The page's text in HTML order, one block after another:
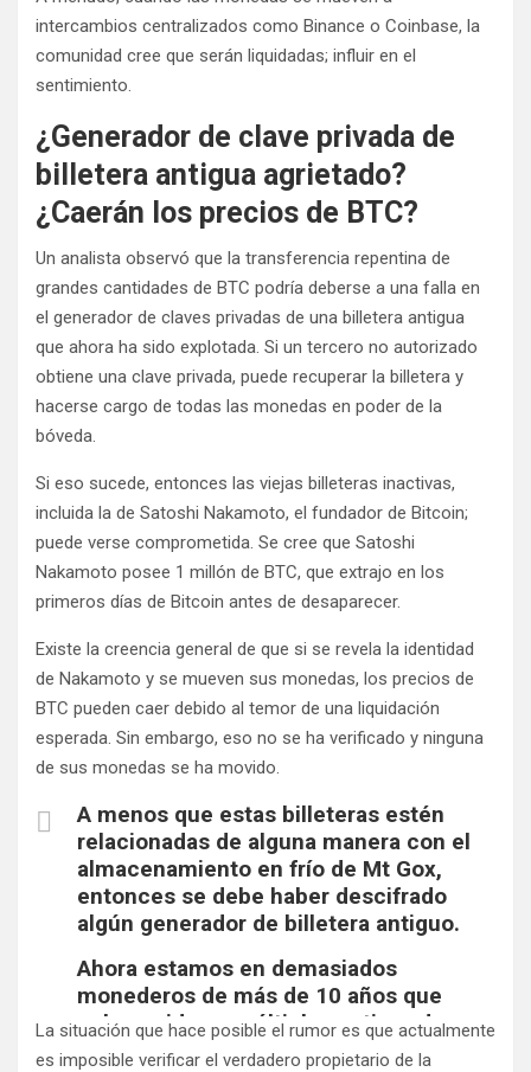
intercambios centralizados como Binance o Coinbase, la
comunidad cree que serán liquidadas; influir en el
sentimiento.
¿Generador de clave privada de
billetera antigua agrietado?
¿Caerán los precios de BTC?
Un analista observó que la transferencia repentina de
grandes cantidades de BTC podría deberse a una falla en
el generador de claves privadas de una billetera antigua
que ahora ha sido explotada. Si un tercero no autorizado
obtiene una clave privada, puede recuperar la billetera y
hacerse cargo de todas las monedas en poder de la
bóveda.
Si eso sucede, entonces las viejas billeteras inactivas,
incluida la de Satoshi Nakamoto, el fundador de Bitcoin;
puede verse comprometida. Se cree que Satoshi
Nakamoto posee 1 millón de BTC, que extrajo en los
primeros días de Bitcoin antes de desaparecer.
Existe la creencia general de que si se revela la identidad
de Nakamoto y se mueven sus monedas, los precios de
BTC pueden caer debido al temor de una liquidación
esperada. Sin embargo, eso no se ha verificado y ninguna
de sus monedas se ha movido.
A menos que estas billeteras estén
relacionadas de alguna manera con el
almacenamiento en frío de Mt Gox,
entonces se debe haber descifrado
algún generador de billetera antiguo.
Ahora estamos en demasiados
monederos de más de 10 años que
cobran vida en múltiples activos de
repente…
La situación que hace posible el rumor es que actualmente
es imposible verificar el verdadero propietario de la